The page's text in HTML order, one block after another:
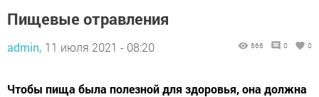
Пищевые отравления
admin, 11 июля 2021 - 08:20 666 0 0
Чтобы пища была полезной для здоровья, она должна